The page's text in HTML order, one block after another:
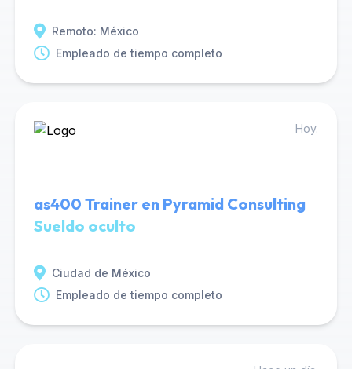
Remoto: México
Empleado de tiempo completo
Hoy.
as400 Trainer en Pyramid Consulting
Sueldo oculto
Ciudad de México
Empleado de tiempo completo